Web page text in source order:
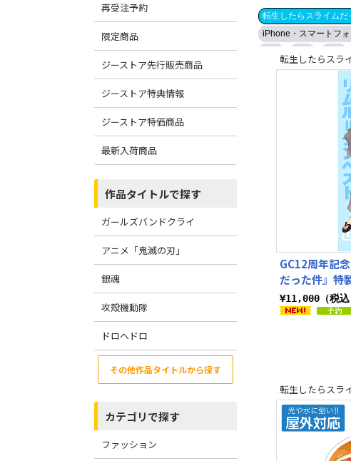
再受注予約
限定商品
ジーストア先行販売商品
ジーストア特典情報
ジーストア特価商品
最新入荷商品
作品タイトルで探す
ガールズバンドクライ
アニメ「鬼滅の刃」
銀魂
攻殻機動隊
ドロヘドロ
その他作品タイトルから探す
カテゴリで探す
ファッション
転生したらスライムだ
iPhone・スマートフ
転生したらスラ
GC12周年記
だった件』特
¥11,000（税込
転生したらスラ